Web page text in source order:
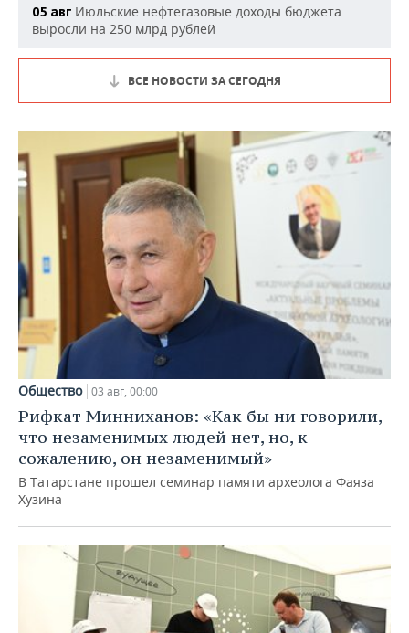
05 авг Июльские нефтегазовые доходы бюджета
выросли на 250 млрд рублей
ВСЕ НОВОСТИ ЗА СЕГОДНЯ
Общество 03 авг, 00:00
Рифкат Минниханов: «Как бы ни говорили,
что незаменимых людей нет, но, к
сожалению, он незаменимый»
В Татарстане прошел семинар памяти археолога Фаяза
Хузина